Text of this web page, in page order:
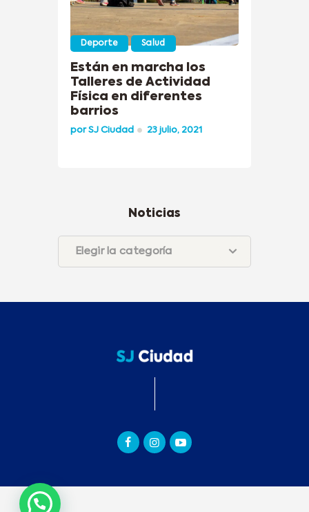
Deporte Salud
Están en marcha los
Talleres de Actividad
Física en diferentes
barrios
porSJ Ciudad 23 julio, 2021
Noticias